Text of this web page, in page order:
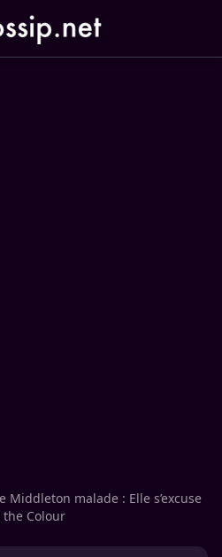
Middleton malade : Elle s’excuse
the Colour